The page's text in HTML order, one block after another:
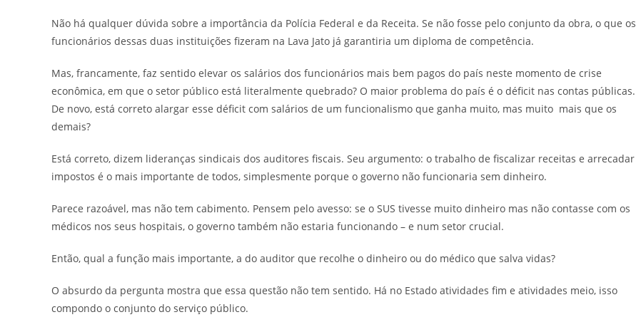
Não há qualquer dúvida sobre a importância da Polícia Federal e da Receita. Se não fosse pelo conjunto da obra, o que os
funcionários dessas duas instituições fizeram na Lava Jato já garantiria um diploma de competência.
Mas, francamente, faz sentido elevar os salários dos funcionários mais bem pagos do país neste momento de crise
econômica, em que o setor público está literalmente quebrado? O maior problema do país é o déficit nas contas públicas.
De novo, está correto alargar esse déficit com salários de um funcionalismo que ganha muito, mas muito mais que os
demais?
Está correto, dizem lideranças sindicais dos auditores fiscais. Seu argumento: o trabalho de fiscalizar receitas e arrecadar
impostos é o mais importante de todos, simplesmente porque o governo não funcionaria sem dinheiro.
Parece razoável, mas não tem cabimento. Pensem pelo avesso: se o SUS tivesse muito dinheiro mas não contasse com os
médicos nos seus hospitais, o governo também não estaria funcionando – e num setor crucial.
Então, qual a função mais importante, a do auditor que recolhe o dinheiro ou do médico que salva vidas?
O absurdo da pergunta mostra que essa questão não tem sentido. Há no Estado atividades fim e atividades meio, isso
compondo o conjunto do serviço público.